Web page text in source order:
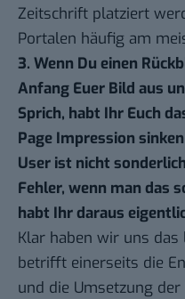
Zeitschrift platziert
Portalen häufig am
3. Wenn Du einen
Anfang Euer Bild aus
Sprich, habt Ihr Euch
Page Impression
User ist nicht
Fehler, wenn man das
habt Ihr daraus
Klar haben wir uns
betrifft einerseits die
und die Umsetzung